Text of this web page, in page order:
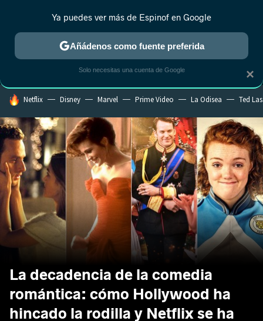
MENÚ NUEVO
ESTRENOS REALITY ANIME RANKINGS CINE
HOY SE HABLA DE
Netflix Disney Marvel Prime Video La Odisea Ted
La decadencia de la comedia
romántica: cómo Hollywood ha
hincado la rodilla y Netflix se ha
×
Ya puedes ver más de Espinof en Google
Añádenos como fuente preferida
Solo necesitas una cuenta de Google